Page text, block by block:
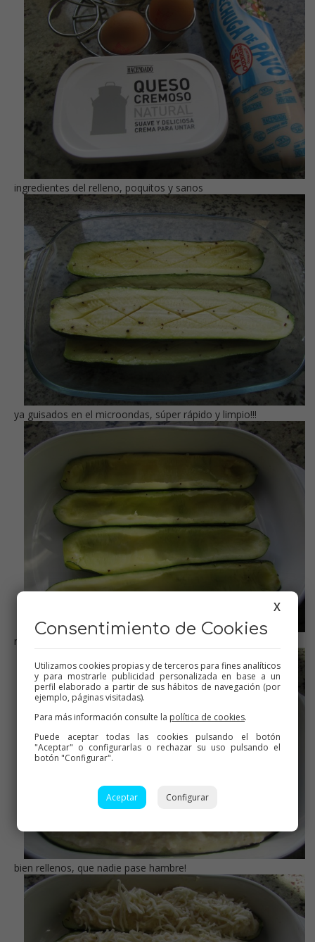
ingredientes del relleno, poquitos y sanos
ya guisados en el microondas, súper rápido y limpio!!!
rellenamos
bien rellenos, que nadie pase hambre!
X
Consentimiento de Cookies
Utilizamos cookies propias y de terceros para fines analíticos
y para mostrarle publicidad personalizada en base a un
perfil elaborado a partir de sus hábitos de navegación (por
ejemplo, páginas visitadas).
Para más información consulte la política de cookies.
Puede aceptar todas las cookies pulsando el botón
"Aceptar" o configurarlas o rechazar su uso pulsando el
botón "Configurar".
Aceptar Configurar